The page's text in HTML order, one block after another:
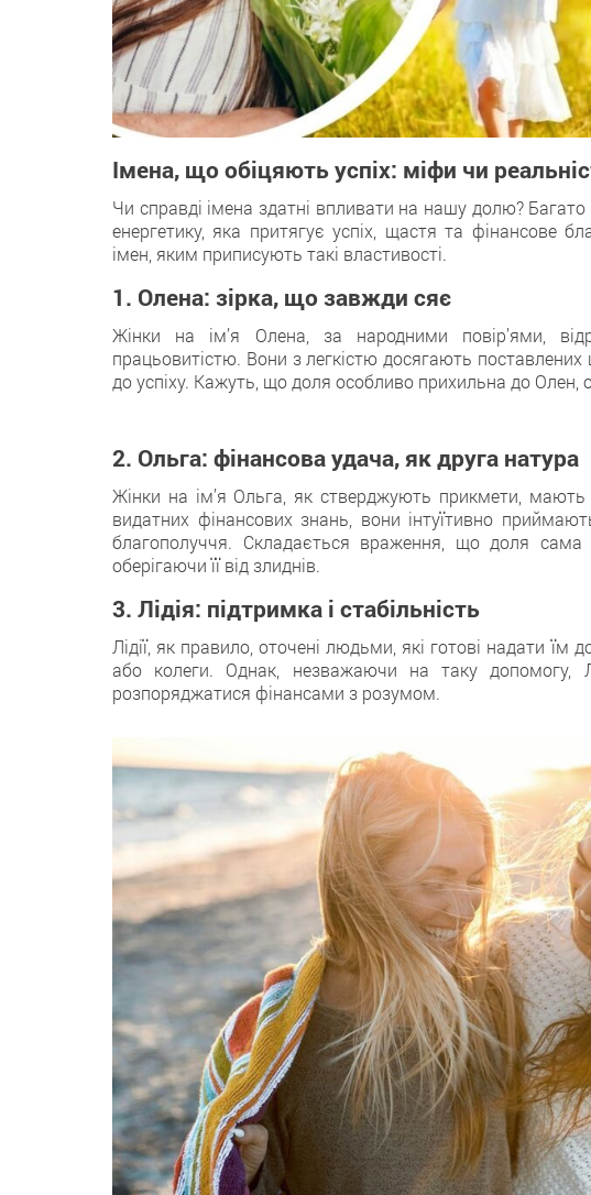
Імена, що обіцяють успіх: міфи чи
Чи справді імена здатні впливати на нашу долю?
енергетику, яка притягує успіх, щастя та фінансове
імен, яким приписують такі властивості.
1. Олена: зірка, що завжди сяє
Жінки на ім’я Олена, за народними повір’ями,
працьовитістю. Вони з легкістю досягають
до успіху. Кажуть, що доля особливо прихильна до Олен,
2. Ольга: фінансова удача, як друга натура
Жінки на ім’я Ольга, як стверджують прикмети,
видатних фінансових знань, вони інтуїтивно
благополуччя. Складається враження, що доля сама
оберігаючи її від злиднів.
3. Лідія: підтримка і стабільність
Лідії, як правило, оточені людьми, які готові надати їм
або колеги. Однак, незважаючи на таку допомогу,
розпоряджатися фінансами з розумом.